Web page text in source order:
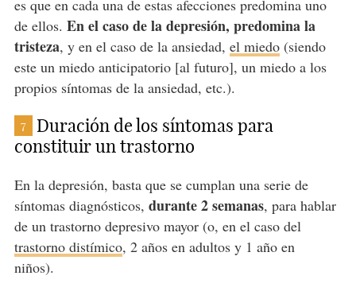
es que en cada una de estas afecciones predomina uno
de ellos. En el caso de la depresión, predomina la
tristeza, y en el caso de la ansiedad, el miedo(siendo
este un miedo anticipatorio [al futuro], un miedo a los
propios síntomas de la ansiedad, etc.).
7
Duración de los síntomas para
constituir un trastorno
En la depresión, basta que se cumplan una serie de
síntomas diagnósticos, durante 2 semanas, para hablar
de un trastorno depresivo mayor (o, en el caso del
trastorno distímico, 2 años en adultos y 1 año en
niños).